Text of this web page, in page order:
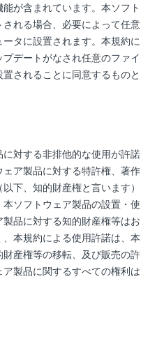
が含まれています。本ソフト
れる場合、必要によって任意
タに設置されます。本規約に
デートがなされ任意のファイ
されることに同意するものと
対する非排他的な使用が許諾
ア製品に対する特許権、著作
下、知的財産権と言います）
ソフトウェア製品の設置・使
品に対する知的財産権等はお
本規約による使用許諾は、本
産権等の移転、及び販売の許
製品に関するすべての権利は